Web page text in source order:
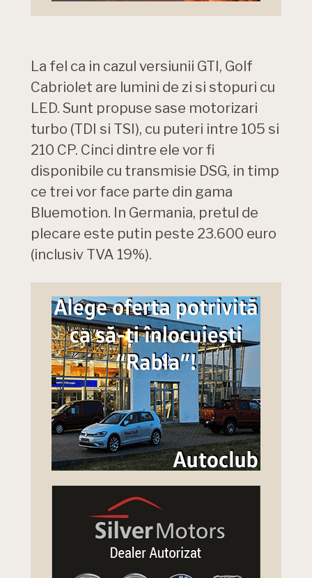
La fel ca in cazul versiunii GTI, Golf
Cabriolet are lumini de zi si stopuri cu
LED. Sunt propuse sase motorizari
turbo (TDI si TSI), cu puteri intre 105 si
210 CP. Cinci dintre ele vor fi
disponibile cu transmisie DSG, in timp
ce trei vor face parte din gama
Bluemotion. In Germania, pretul de
plecare este putin peste 23.600 euro
(inclusiv TVA 19%).